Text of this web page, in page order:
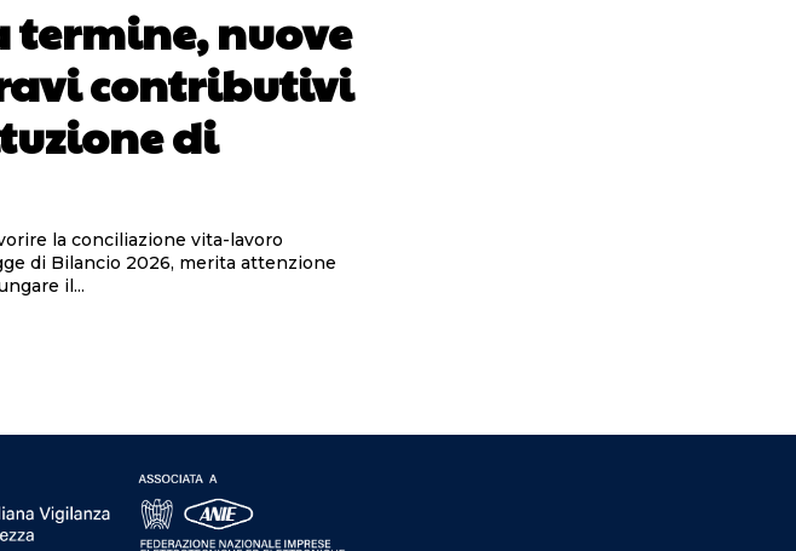
termine, nuove
contributivi
di
la conciliazione vita-lavoro
di Bilancio 2026, merita attenzione
il...